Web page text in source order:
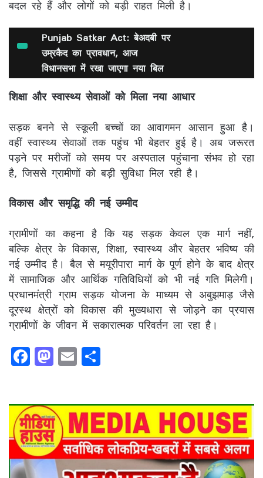
बदल रहे हैं और लोगों को बड़ी राहत मिली है।
Punjab Satkar Act: बेअदबी पर
उम्रकैद का प्रावधान, आज
विधानसभा में रखा जाएगा नया बिल
शिक्षा और स्वास्थ्य सेवाओं को मिला नया आधार
सड़क बनने से स्कूली बच्चों का आवागमन आसान हुआ है।
वहीं स्वास्थ्य सेवाओं तक पहुंच भी बेहतर हुई है। अब जरूरत
पड़ने पर मरीजों को समय पर अस्पताल पहुंचाना संभव हो रहा
है, जिससे ग्रामीणों को बड़ी सुविधा मिल रही है।
विकास और समृद्धि की नई उम्मीद
ग्रामीणों का कहना है कि यह सड़क केवल एक मार्ग नहीं,
बल्कि क्षेत्र के विकास, शिक्षा, स्वास्थ्य और बेहतर भविष्य की
नई उम्मीद है। बैल से मयूरीपारा मार्ग के पूर्ण होने के बाद क्षेत्र
में सामाजिक और आर्थिक गतिविधियों को भी नई गति मिलेगी।
प्रधानमंत्री ग्राम सड़क योजना के माध्यम से अबुझमाड़ जैसे
दूरस्थ क्षेत्रों को विकास की मुख्यधारा से जोड़ने का प्रयास
ग्रामीणों के जीवन में सकारात्मक परिवर्तन ला रहा है।
F
a
c
e
b
o
o
M
a
st
o
d
o
n
E
m
ai
l ar
e